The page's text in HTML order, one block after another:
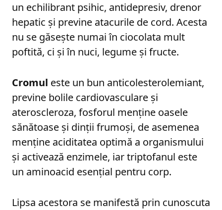
un echilibrant psihic, antidepresiv, drenor
hepatic și previne atacurile de cord. Acesta
nu se găsește numai în ciocolata mult
poftită, ci și în nuci, legume și fructe.
Cromul este un bun anticolesterolemiant,
previne bolile cardiovasculare și
ateroscleroza, fosforul menține oasele
sănătoase și dinții frumoși, de asemenea
menține aciditatea optimă a organismului
și activează enzimele, iar triptofanul este
un aminoacid esențial pentru corp.
Lipsa acestora se manifestă prin cunoscuta